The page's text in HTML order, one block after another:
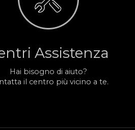
Assistenza
Hai bisogno di aiuto?
il centro più vicino a te.